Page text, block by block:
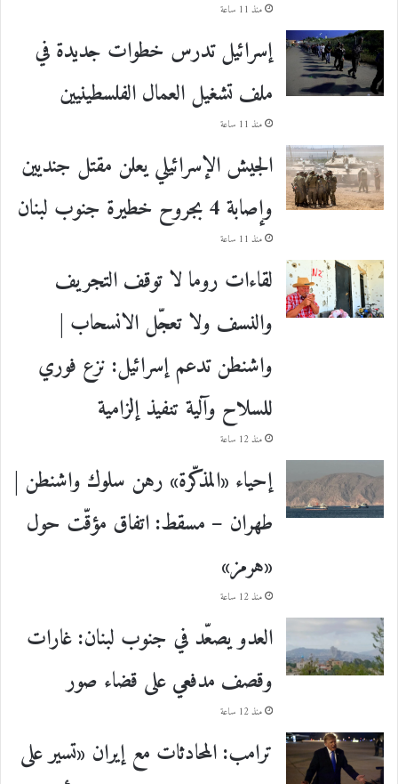
منذ 11 ساعة
إسرائيل تدرس خطوات جديدة في
ملف تشغيل العمال الفلسطينيين
منذ 11 ساعة
الجيش الإسرائيلي يعلن مقتل جنديين
وإصابة 4 بجروح خطيرة جنوب لبنان
منذ 11 ساعة
لقاءات روما لا توقف التجريف
والنسف ولا تعجّل الانسحاب |
واشنطن تدعم إسرائيل: نزع فوري
للسلاح وآلية تنفيذ إلزامية
منذ 12 ساعة
إحياء «المذكّرة» رهن سلوك واشنطن |
طهران – مسقط: اتفاق مؤقّت حول
«هرمز»
منذ 12 ساعة
العدو يصعّد في جنوب لبنان: غارات
وقصف مدفعي على قضاء صور
منذ 12 ساعة
ترامب: المحادثات مع إيران «تسير على